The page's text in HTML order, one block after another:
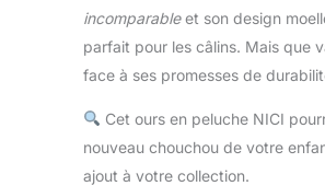
incomparableet son design
parfait pour les câlins. Mais que
face à ses promesses de
Cet ours en peluche NICI
nouveau chouchou de votre
ajout à votre collection.